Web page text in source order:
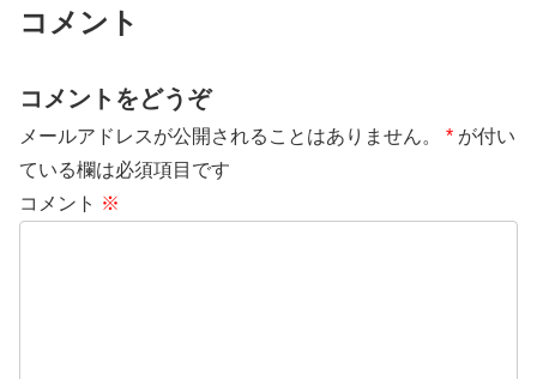
コメント
コメントをどうぞ
メールアドレスが公開されることはありません。 * が付い
ている欄は必須項目です
コメント ※